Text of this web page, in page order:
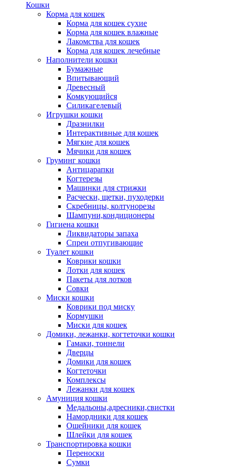
Кошки
Корма для кошек
Корма для кошек сухие
Корма для кошек влажные
Лакомства для кошек
Корма для кошек лечебные
Наполнители кошки
Бумажные
Впитывающий
Древесный
Комкующийся
Силикагелевый
Игрушки кошки
Дразнилки
Интерактивные для кошек
Мягкие для кошек
Мячики для кошек
Груминг кошки
Антицарапки
Когтерезы
Машинки для стрижки
Расчески, щетки, пуходерки
Скребницы, колтунорезы
Шампуни,кондиционеры
Гигиена кошки
Ликвидаторы запаха
Спреи отпугивающие
Туалет кошки
Коврики кошки
Лотки для кошек
Пакеты для лотков
Совки
Миски кошки
Коврики под миску
Кормушки
Миски для кошек
Домики, лежанки, когтеточки кошки
Гамаки, тоннели
Дверцы
Домики для кошек
Когтеточки
Комплексы
Лежанки для кошек
Амуниция кошки
Медальоны,адресники,свистки
Намордники для кошек
Ошейники для кошек
Шлейки для кошек
Транспортировка кошки
Переноски
Сумки